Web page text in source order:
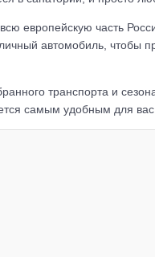
европейскую часть
автомобиль, чтобы
транспорта и
самым удобным для вас.